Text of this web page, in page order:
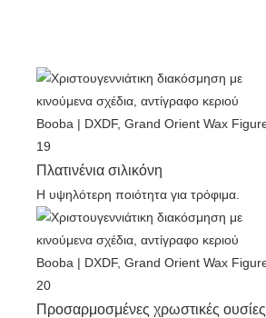
Πλατινένια σιλικόνη
Η υψηλότερη ποιότητα για τρόφιμα.
Προσαρμοσμένες χρωστικές ουσίες